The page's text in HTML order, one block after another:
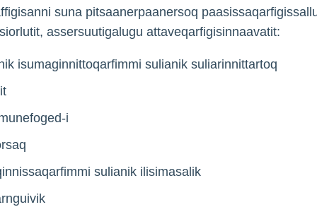
suna pitsaanerpaanersoq
assersuutigalugu attaveqarfigisinnaavatit:
isumaginnittoqarfimmi sulianik suliarinnittartoq
i
sulianik ilisimasalik